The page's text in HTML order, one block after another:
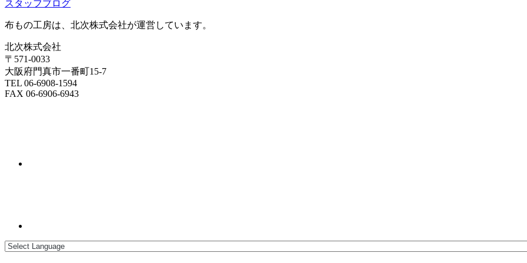
スタッフブログ
布もの工房は、北次株式会社が運営しています。
北次株式会社
〒571-0033
大阪府門真市一番町15-7
TEL 06-6908-1594
FAX 06-6906-6943